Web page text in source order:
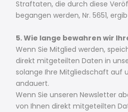
Straftaten, die durch diese
begangen werden, Nr. 5651,
5. Wie lange bewahren wir
Wenn Sie Mitglied werden,
direkt mitgeteilten Daten in
solange Ihre Mitgliedschaft auf
andauert.
Wenn Sie unseren Newsletter
von Ihnen direkt mitgeteilten